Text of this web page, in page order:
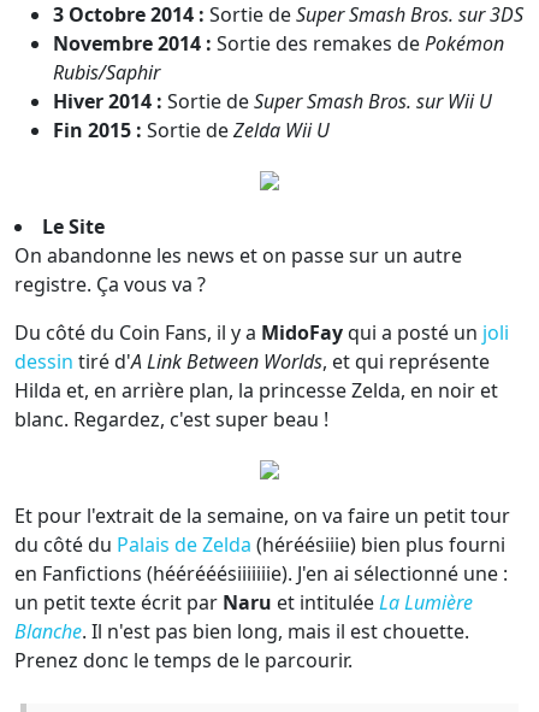
3 Octobre 2014 : Sortie deSuper Smash Bros. sur 3DS
Novembre 2014 : Sortie des remakes dePokémon
Rubis/Saphir
Hiver 2014 : Sortie deSuper Smash Bros. sur Wii U
Fin 2015 : Sortie deZelda Wii U
Le Site
On abandonne les news et on passe sur un autre
registre. Ça vous va ?
Du côté du Coin Fans, il y a MidoFayqui a posté un joli
dessin tiré d'A Link Between Worlds, et qui représente
Hilda et, en arrière plan, la princesse Zelda, en noir et
blanc. Regardez, c'est super beau !
Et pour l'extrait de la semaine, on va faire un petit tour
du côté du Palais de Zelda (héréésiiie) bien plus fourni
en Fanfictions (héérééésiiiiiiie). J'en ai sélectionné une :
un petit texte écrit par Naru et intituléeLa Lumière
Blanche. Il n'est pas bien long, mais il est chouette.
Prenez donc le temps de le parcourir.